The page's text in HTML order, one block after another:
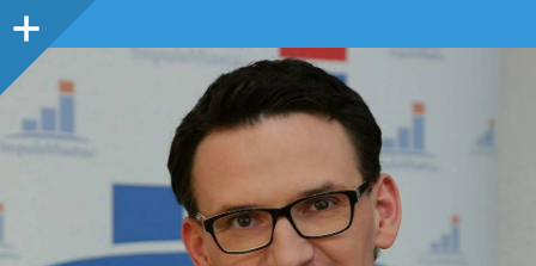
Panel